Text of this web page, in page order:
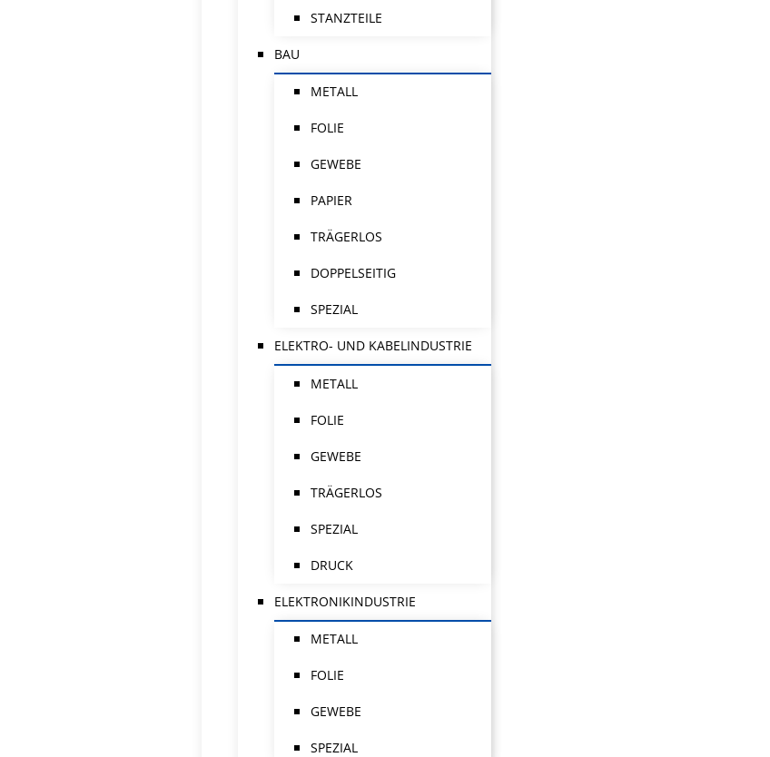
STANZTEILE
BAU
METALL
FOLIE
GEWEBE
PAPIER
TRÄGERLOS
DOPPELSEITIG
SPEZIAL
ELEKTRO- UND KABELINDUSTRIE
METALL
FOLIE
GEWEBE
TRÄGERLOS
SPEZIAL
DRUCK
ELEKTRONIKINDUSTRIE
METALL
FOLIE
GEWEBE
SPEZIAL